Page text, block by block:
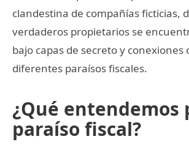
clandestina de compañías ficticias,
verdaderos propietarios se
bajo capas de secreto y conexiones
diferentes paraísos fiscales.
¿Qué entendemos
paraíso fiscal?